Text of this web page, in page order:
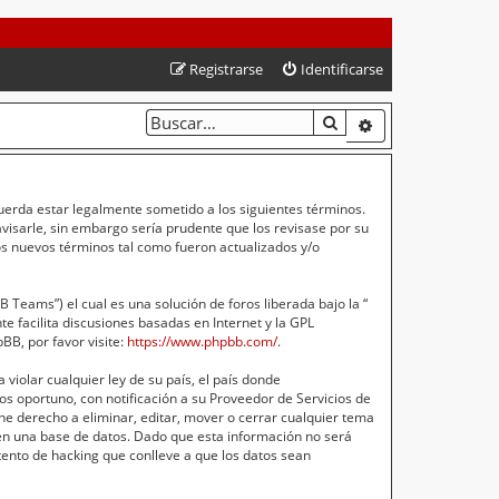
Identificarse
Registrarse
BUSCAR
estar legalmente sometido a los siguientes términos.
sin embargo sería prudente que los revisase por su
nuevos términos tal como fueron actualizados y/o
Teams”) el cual es una solución de foros liberada bajo la “
facilita discusiones basadas en Internet y la GPL
por favor visite: https://www.phpbb.com/.
cualquier ley de su país, el país donde
oportuno, con notificación a su Proveedor de Servicios de
derecho a eliminar, editar, mover o cerrar cualquier tema
base de datos. Dado que esta información no será
de hacking que conlleve a que los datos sean